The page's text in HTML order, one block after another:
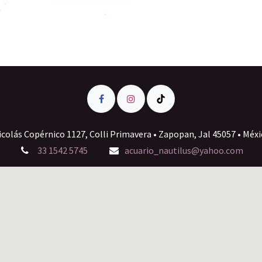
Copérnico 1127, Colli Primavera • Zapopan, Jal 45057 •
33 1542 5745
acuario_nautilus@yahoo.com